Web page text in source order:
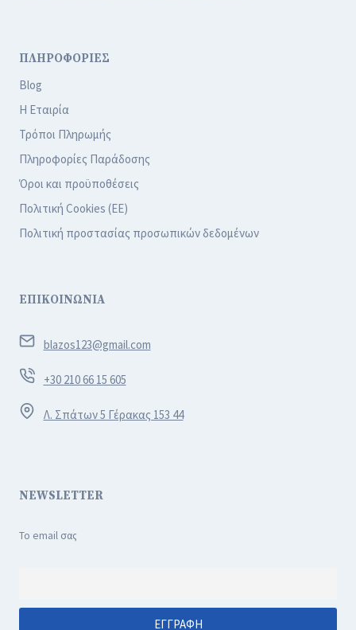
ΠΛΗΡΟΦΟΡΙΕΣ
Blog
Η Εταιρία
Τρόποι Πληρωμής
Πληροφορίες Παράδοσης
Όροι και προϋποθέσεις
Πολιτική Cookies (ΕΕ)
Πολιτική προστασίας προσωπικών δεδομένων
ΕΠΙΚΟΙΝΩΝΙΑ
blazos123@gmail.com
+30 210 66 15 605
Λ. Σπάτων 5 Γέρακας 153 44
NEWSLETTER
Το email σας